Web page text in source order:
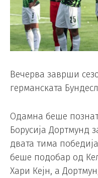
Вечерва заврши
германската
Одамна беше
Борусија Дортмунд
двата тима
беше подобар од
Хари Кејн, а